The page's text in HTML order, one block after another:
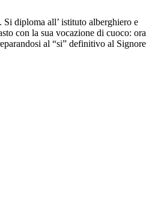
diploma all’ istituto alberghiero e
con la sua vocazione di cuoco: ora
al “si” definitivo al Signore